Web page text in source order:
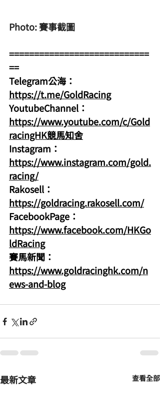
Photo: 賽事截圖
============================
==
Telegram公海：
https://t.me/GoldRacing
YoutubeChannel：
https://www.youtube.com/c/Gold
racingHK競馬知舍
Instagram：
https://www.instagram.com/gold.
racing/
Rakosell：
https://goldracing.rakosell.com/
FacebookPage：
https://www.facebook.com/HKGo
ldRacing
賽馬新聞：
https://www.goldracinghk.com/n
ews-and-blog
最新文章 查看全部